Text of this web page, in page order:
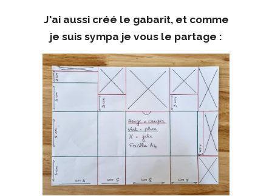
J'ai aussi créé le gabarit, et comme
je suis sympa je vous le partage :